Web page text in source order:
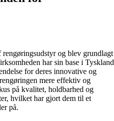
og blev grundlagt
har sin base i Tyskland
for deres innovative og
mere effektiv og
på kvalitet, holdbarhed og
hvilket har gjort dem til et
på.